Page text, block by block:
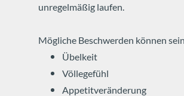
unregelmäßig laufen.
Mögliche Beschwerden können
Übelkeit
Völlegefühl
Appetitveränderung